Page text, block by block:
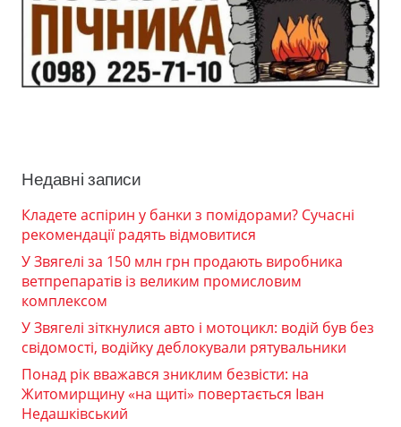
Недавні записи
Кладете аспірин у банки з помідорами? Сучасні
рекомендації радять відмовитися
У Звягелі за 150 млн грн продають виробника
ветпрепаратів із великим промисловим
комплексом
У Звягелі зіткнулися авто і мотоцикл: водій був без
свідомості, водійку деблокували рятувальники
Понад рік вважався зниклим безвісти: на
Житомирщину «на щиті» повертається Іван
Недашківський